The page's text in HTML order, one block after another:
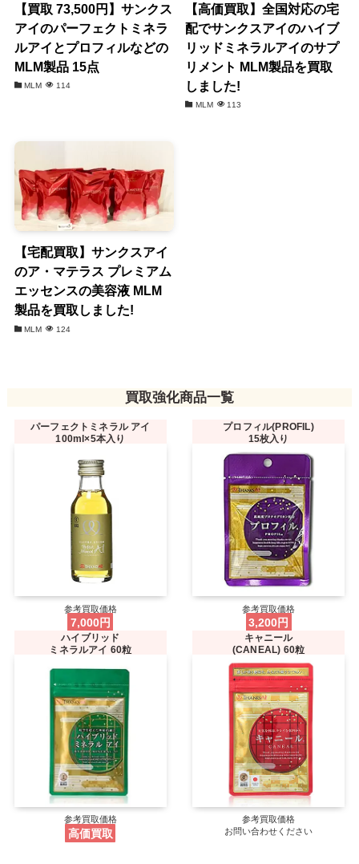
【買取 73,500円】サンクス
アイのパーフェクトミネラ
ルアイとプロフィルなどの
MLM製品 15点
MLM 114
【高価買取】全国対応の宅
配でサンクスアイのハイブ
リッドミネラルアイのサプ
リメント MLM製品を買取
しました!
MLM 113
【宅配買取】サンクスアイ
のア・マテラス プレミアム
エッセンスの美容液 MLM
製品を買取しました!
MLM 124
買取強化商品一覧
パーフェクトミネラル アイ
100ml×5本入り
参考買取価格
7,000円
プロフィル(PROFIL)
15枚入り
参考買取価格
3,200円
ハイブリッド
ミネラルアイ 60粒
参考買取価格
高価買取
キャニール
(CANEAL) 60粒
参考買取価格
お問い合わせください